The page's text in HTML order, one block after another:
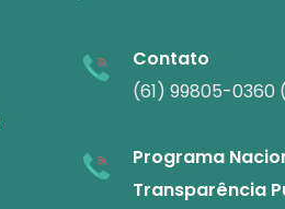
Contato
(61) 99805-
Programa
Transparência